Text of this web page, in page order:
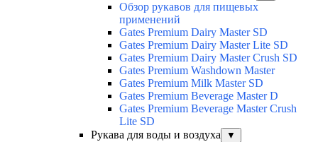
Обзор рукавов для пищевых
применений
Gates Premium Dairy Master SD
Gates Premium Dairy Master Lite SD
Gates Premium Dairy Master Crush SD
Gates Premium Washdown Master
Gates Premium Milk Master SD
Gates Premium Beverage Master D
Gates Premium Beverage Master Crush
Lite SD
Рукава для воды и воздуха
▼